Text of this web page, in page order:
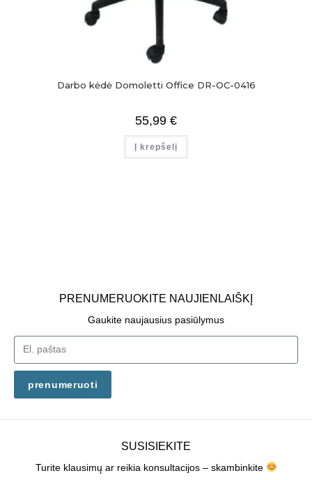
Darbo kėdė Domoletti Office DR-OC-0416
55,99 €
Į krepšelį
PRENUMERUOKITE NAUJIENLAIŠKĮ
Gaukite naujausius pasiūlymus
prenumeruoti
SUSISIEKITE
Turite klausimų ar reikia konsultacijos – skambinkite